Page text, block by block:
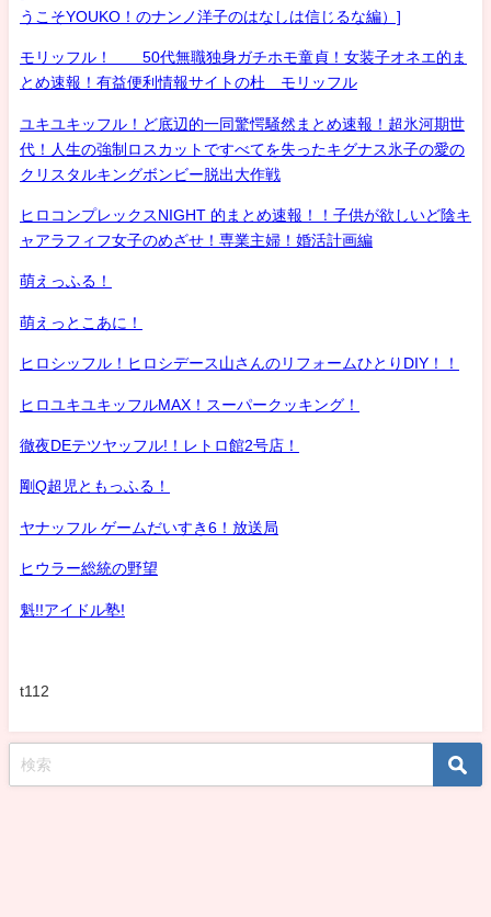
うこそYOUKO！のナンノ洋子のはなしは信じるな編）]
モリッフル！ 50代無職独身ガチホモ童貞！女装子オネエ的ま
とめ速報！有益便利情報サイトの杜 モリッフル
ユキユキッフル！ど底辺的一同驚愕騒然まとめ速報！超氷河期世
代！人生の強制ロスカットですべてを失ったキグナス氷子の愛の
クリスタルキングボンビー脱出大作戦
ヒロコンプレックスNIGHT 的まとめ速報！！子供が欲しいど陰キ
ャアラフィフ女子のめざせ！専業主婦！婚活計画編
萌えっふる！
萌えっとこあに！
ヒロシッフル！ヒロシデース山さんのリフォームひとりDIY！！
ヒロユキユキッフルMAX！スーパークッキング！
徹夜DEテツヤッフル!！レトロ館2号店！
剛Q超児ともっふる！
ヤナッフル ゲームだいすき6！放送局
ヒウラー総統の野望
魁!!アイドル塾!
t112